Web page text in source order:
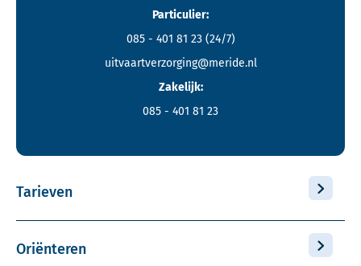
Particulier:
085 - 401 81 23 (24/7)
uitvaartverzorging@meride.nl
Zakelijk:
085 - 401 81 23
Tarieven
Oriënteren